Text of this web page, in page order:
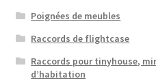
Poignées de meubles
Raccords de flightcase
Raccords pour tinyhouse,
d’habitation